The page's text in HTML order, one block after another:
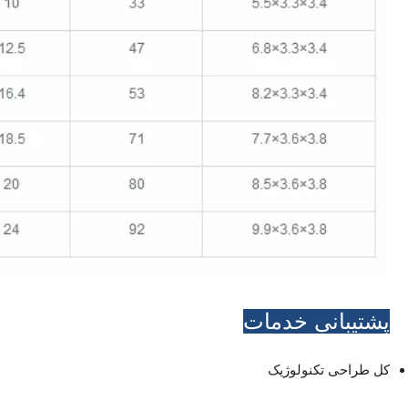
پشتیبانی خدمات
کل طراحی تکنولوژیک